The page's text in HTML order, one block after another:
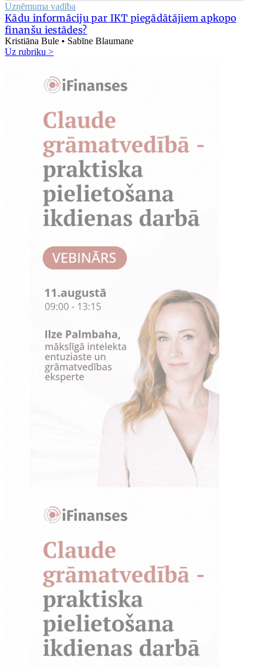
Uzņēmuma vadība
Kādu informāciju par IKT piegādātājiem apkopo
finanšu iestādes?
Kristiāna Bule • Sabīne Blaumane
Uz rubriku >